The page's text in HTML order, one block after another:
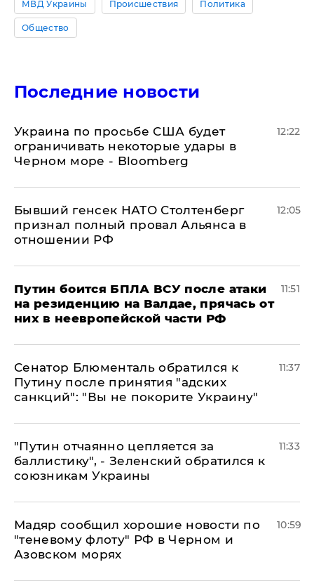
МВД Украины Происшествия Политика
Общество
Последние новости
Украина по просьбе США будет
ограничивать некоторые удары в
Черном море - Bloomberg
12:22
Бывший генсек НАТО Столтенберг
признал полный провал Альянса в
отношении РФ
12:05
Путин боится БПЛА ВСУ после атаки
на резиденцию на Валдае, прячась от
них в неевропейской части РФ
11:51
Сенатор Блюменталь обратился к
Путину после принятия "адских
санкций": "Вы не покорите Украину"
11:37
"Путин отчаянно цепляется за
баллистику", - Зеленский обратился к
союзникам Украины
11:33
Мадяр сообщил хорошие новости по
"теневому флоту" РФ в Черном и
Азовском морях
10:59